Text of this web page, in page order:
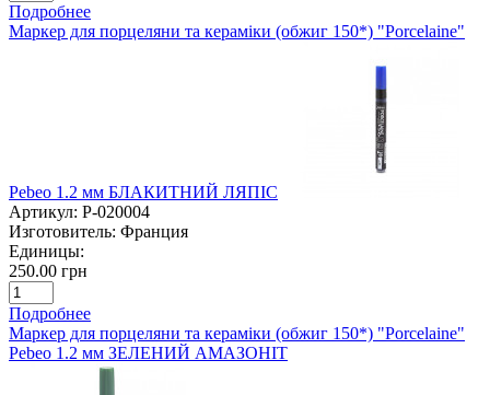
Подробнее
Маркер для порцеляни та кераміки (обжиг 150*) "Porcelaine"
Pebeo 1.2 мм БЛАКИТНИЙ ЛЯПІС
Артикул: P-020004
Изготовитель: Франция
Единицы:
250.00 грн
Подробнее
Маркер для порцеляни та кераміки (обжиг 150*) "Porcelaine"
Pebeo 1.2 мм ЗЕЛЕНИЙ АМАЗОНІТ